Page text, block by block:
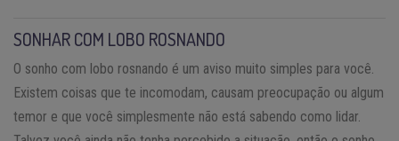
SONHAR COM LOBO ROSNANDO
O sonho com lobo rosnando é um aviso muito simples para você.
Existem coisas que te incomodam, causam preocupação ou algum
temor e que você simplesmente não está sabendo como lidar.